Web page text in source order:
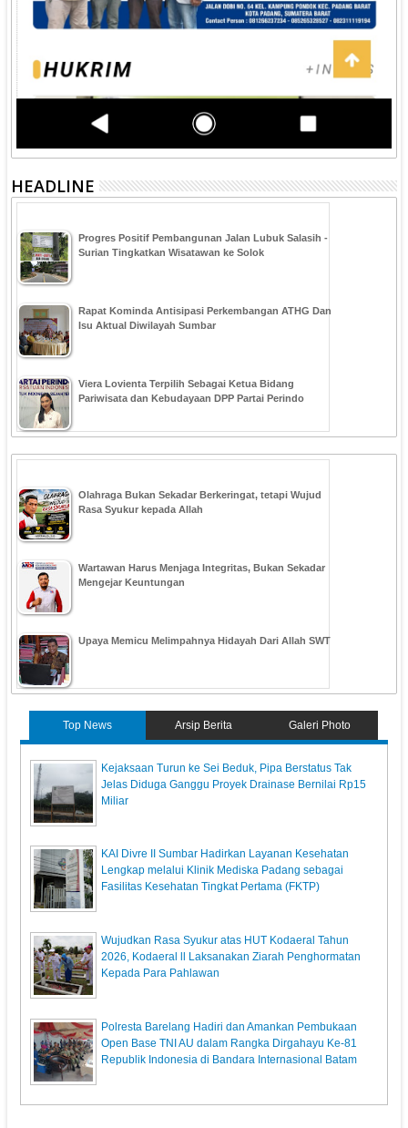
HEADLINE
Progres Positif Pembangunan Jalan Lubuk Salasih -
Surian Tingkatkan Wisatawan ke Solok
Rapat Kominda Antisipasi Perkembangan ATHG Dan
Isu Aktual Diwilayah Sumbar
Viera Lovienta Terpilih Sebagai Ketua Bidang
Pariwisata dan Kebudayaan DPP Partai Perindo
Olahraga Bukan Sekadar Berkeringat, tetapi Wujud
Rasa Syukur kepada Allah
Wartawan Harus Menjaga Integritas, Bukan Sekadar
Mengejar Keuntungan
Upaya Memicu Melimpahnya Hidayah Dari Allah SWT
Top News Arsip Berita Galeri Photo
Kejaksaan Turun ke Sei Beduk, Pipa Berstatus Tak
Jelas Diduga Ganggu Proyek Drainase Bernilai Rp15
Miliar
KAI Divre II Sumbar Hadirkan Layanan Kesehatan
Lengkap melalui Klinik Mediska Padang sebagai
Fasilitas Kesehatan Tingkat Pertama (FKTP)
Wujudkan Rasa Syukur atas HUT Kodaeral Tahun
2026, Kodaeral ll Laksanakan Ziarah Penghormatan
Kepada Para Pahlawan
Polresta Barelang Hadiri dan Amankan Pembukaan
Open Base TNI AU dalam Rangka Dirgahayu Ke-81
Republik Indonesia di Bandara Internasional Batam